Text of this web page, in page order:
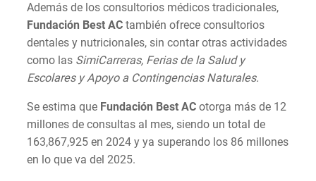
Además de los consultorios médicos tradicionales,
Fundación Best AC también ofrece consultorios
dentales y nutricionales, sin contar otras actividades
como las SimiCarreras, Ferias de la Salud y
Escolares y Apoyo a Contingencias Naturales.
Se estima que Fundación Best AC otorga más de 12
millones de consultas al mes, siendo un total de
163,867,925 en 2024 y ya superando los 86 millones
en lo que va del 2025.